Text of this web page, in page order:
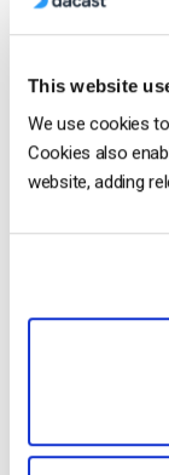
This website
We use cookies
Cookies also
website, adding
Passo 4